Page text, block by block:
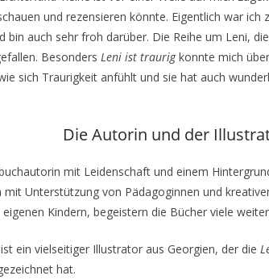
und rezensieren könnte. Eigentlich war ich
bin auch sehr froh darüber. Die Reihe um Leni,
Besonders Leni ist traurigkonnte mich
sich Traurigkeit anfühlt und sie hat auch
Die Autorin und der
mit Leidenschaft und einem
mit Unterstützung von Pädagoginnen und
Kindern, begeistern die Bücher viele
ist ein vielseitiger Illustrator aus Georgien, der die
hat.